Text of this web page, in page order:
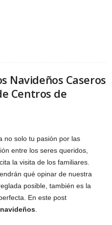
Navideños Caseros
Centros de
no solo tu pasión por las
entre los seres queridos,
la visita de los familiares.
qué opinar de nuestra
posible, también es la
En este post